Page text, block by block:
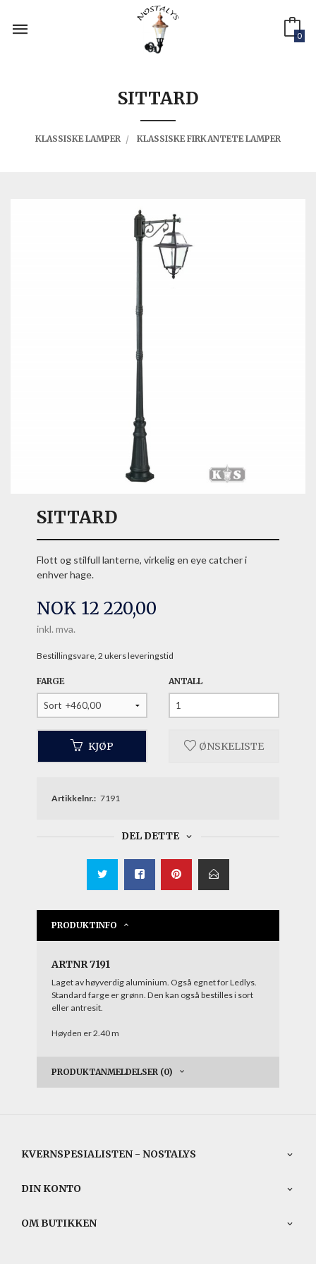
innholdet
0
SITTARD
KLASSISKE LAMPER KLASSISKE FIRKANTETE LAMPER
SITTARD
Flott og stilfull lanterne, virkelig en eye catcher i
enhver hage.
Pris
NOK 12 220,00
inkl. mva.
Bestillingsvare, 2 ukers leveringstid
FARGE ANTALL
KJØP ØNSKELISTE
Artikkelnr.: 7191
DEL DETTE
PRODUKTINFO
ARTNR 7191
Laget av høyverdig aluminium. Også egnet for Ledlys.
Standard farge er grønn. Den kan også bestilles i sort
eller antresit.
Høyden er 2.40 m
PRODUKTANMELDELSER (0)
KVERNSPESIALISTEN - NOSTALYS
DIN KONTO
OM BUTIKKEN